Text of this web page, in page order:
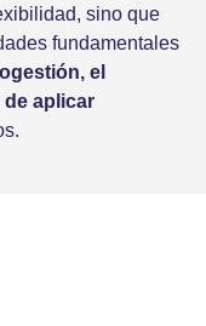
sino que
fundamentales
el
aplicar